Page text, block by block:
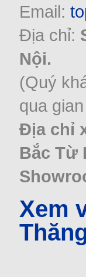
Email:
Địa chỉ:
Nội.
(Quý
qua
Địa chỉ
Bắc Từ
Xem